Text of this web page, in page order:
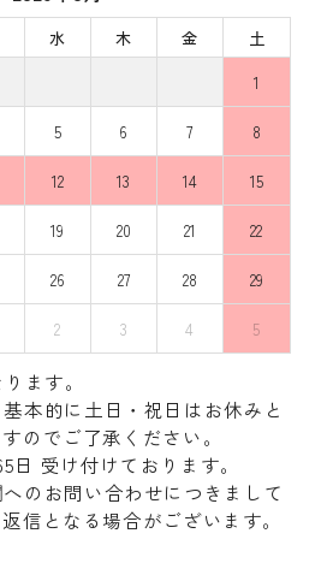
水 木 金
土
1
5 6 7 8
12 13 14 15
19 20 21 22
26 27 28 29
2 3 4 5
ます。
本的に土日・祝日はお休みと
のでご了承ください。
受け付けております。
のお問い合わせにつきまして
信となる場合がございます。